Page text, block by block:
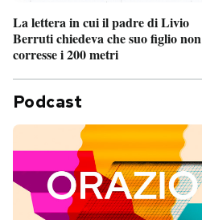
La lettera in cui il padre di Livio
Berruti chiedeva che suo figlio non
corresse i 200 metri
Podcast